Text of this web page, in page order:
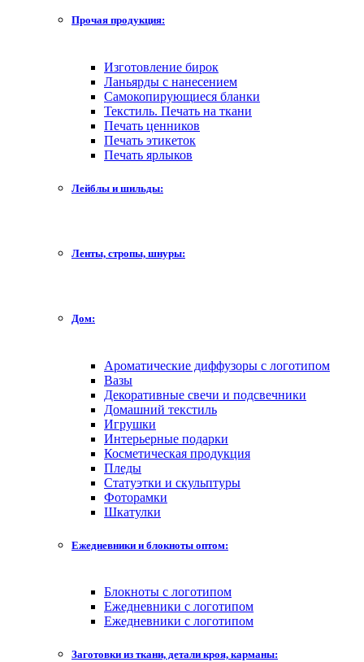
Прочая продукция:
Изготовление бирок
Ланьярды с нанесением
Самокопирующиеся бланки
Текстиль. Печать на ткани
Печать ценников
Печать этикеток
Печать ярлыков
Лейблы и шильды:
Ленты, стропы, шнуры:
Дом:
Ароматические диффузоры с логотипом
Вазы
Декоративные свечи и подсвечники
Домашний текстиль
Игрушки
Интерьерные подарки
Косметическая продукция
Пледы
Статуэтки и скульптуры
Фоторамки
Шкатулки
Ежедневники и блокноты оптом:
Блокноты с логотипом
Ежедневники с логотипом
Ежедневники с логотипом
Заготовки из ткани, детали кроя, карманы: